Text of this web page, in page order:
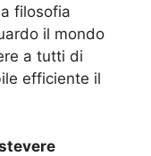
filosofia
il mondo
a tutti di
efficiente il